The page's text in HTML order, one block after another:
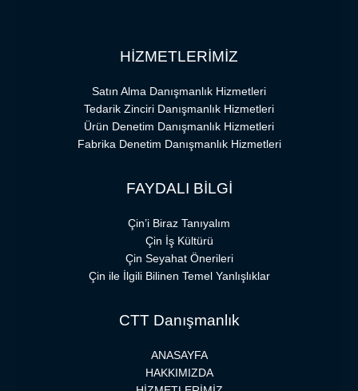
HİZMETLERİMİZ
Satın Alma Danışmanlık Hizmetleri
Tedarik Zinciri Danışmanlık Hizmetleri
Ürün Denetim Danışmanlık Hizmetleri
Fabrika Denetim Danışmanlık Hizmetleri
FAYDALI BİLGİ
Çin’i Biraz Tanıyalım
Çin İş Kültürü
Çin Seyahat Önerileri
Çin ile İlgili Bilinen Temel Yanlışlıklar
CTT Danışmanlık
ANASAYFA
HAKKIMIZDA